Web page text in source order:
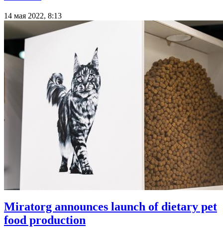
14 мая 2022, 8:13
Miratorg announces launch of dietary pet
food production